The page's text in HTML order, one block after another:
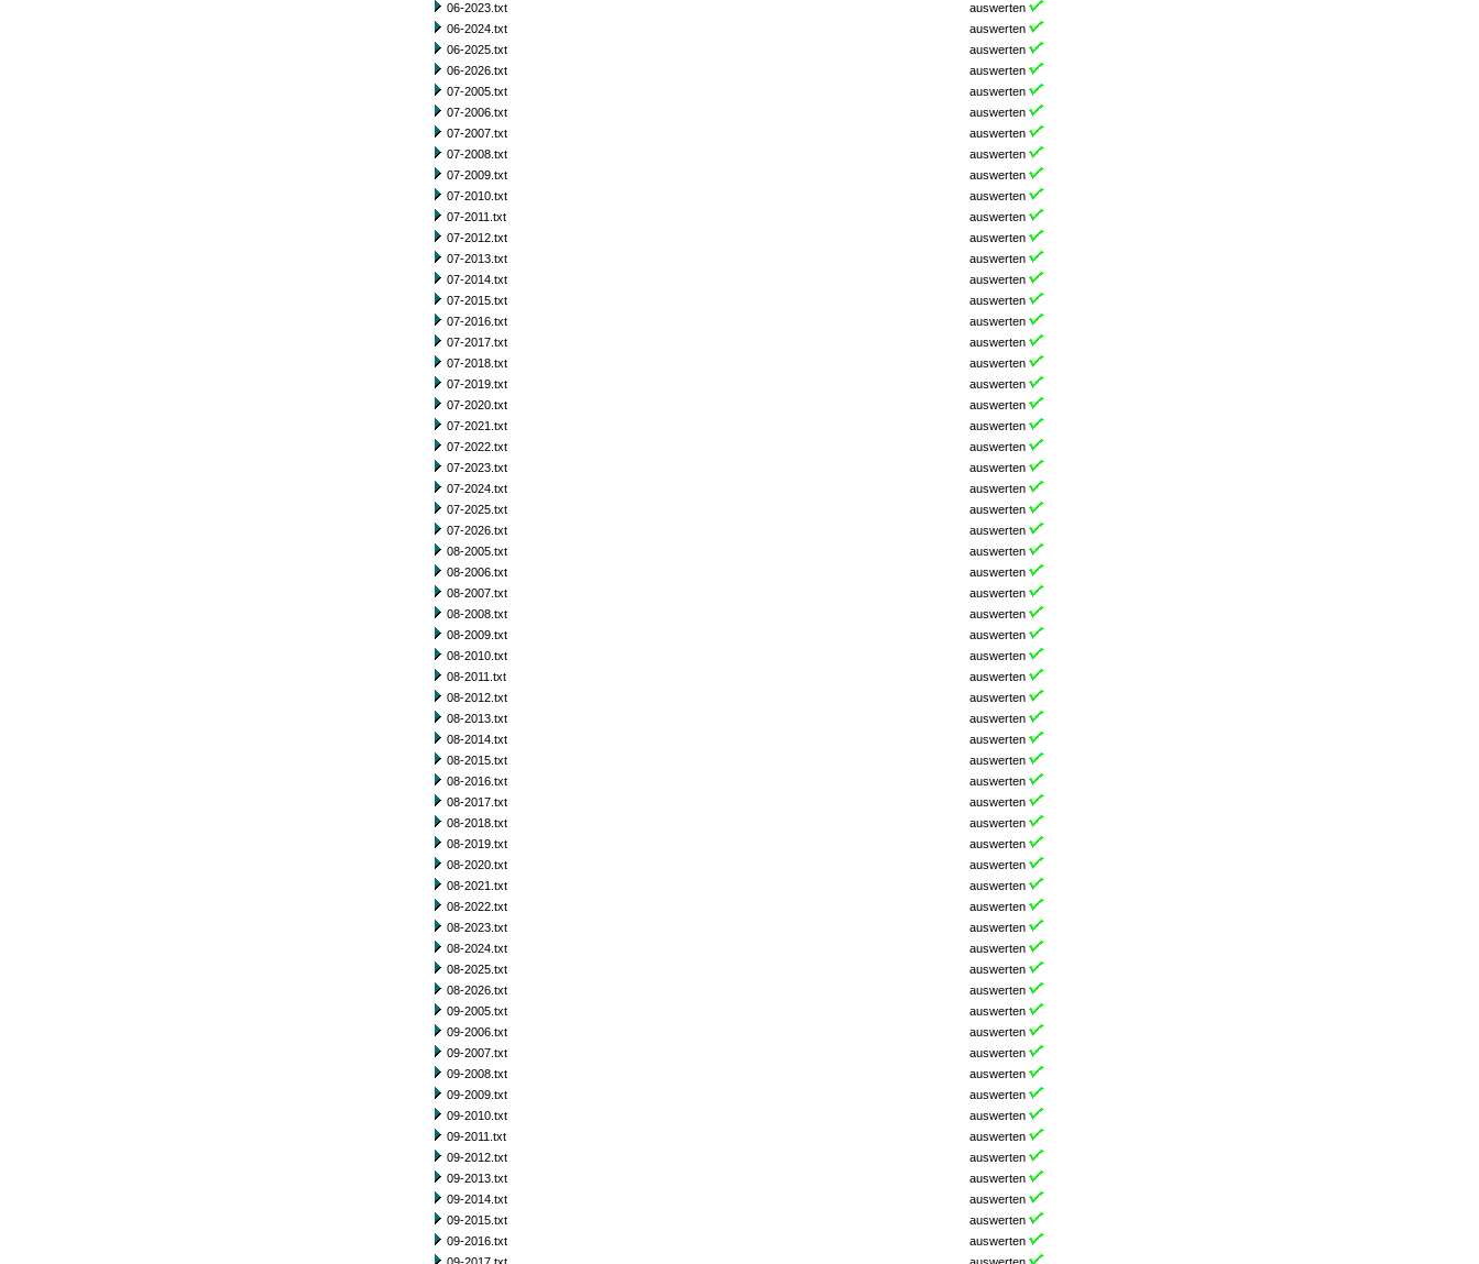
06-2023.txt
auswerten
06-2024.txt
auswerten
06-2025.txt
auswerten
06-2026.txt
auswerten
07-2005.txt
auswerten
07-2006.txt
auswerten
07-2007.txt
auswerten
07-2008.txt
auswerten
07-2009.txt
auswerten
07-2010.txt
auswerten
07-2011.txt
auswerten
07-2012.txt
auswerten
07-2013.txt
auswerten
07-2014.txt
auswerten
07-2015.txt
auswerten
07-2016.txt
auswerten
07-2017.txt
auswerten
07-2018.txt
auswerten
07-2019.txt
auswerten
07-2020.txt
auswerten
07-2021.txt
auswerten
07-2022.txt
auswerten
07-2023.txt
auswerten
07-2024.txt
auswerten
07-2025.txt
auswerten
07-2026.txt
auswerten
08-2005.txt
auswerten
08-2006.txt
auswerten
08-2007.txt
auswerten
08-2008.txt
auswerten
08-2009.txt
auswerten
08-2010.txt
auswerten
08-2011.txt
auswerten
08-2012.txt
auswerten
08-2013.txt
auswerten
08-2014.txt
auswerten
08-2015.txt
auswerten
08-2016.txt
auswerten
08-2017.txt
auswerten
08-2018.txt
auswerten
08-2019.txt
auswerten
08-2020.txt
auswerten
08-2021.txt
auswerten
08-2022.txt
auswerten
08-2023.txt
auswerten
08-2024.txt
auswerten
08-2025.txt
auswerten
08-2026.txt
auswerten
09-2005.txt
auswerten
09-2006.txt
auswerten
09-2007.txt
auswerten
09-2008.txt
auswerten
09-2009.txt
auswerten
09-2010.txt
auswerten
09-2011.txt
auswerten
09-2012.txt
auswerten
09-2013.txt
auswerten
09-2014.txt
auswerten
09-2015.txt
auswerten
09-2016.txt
auswerten